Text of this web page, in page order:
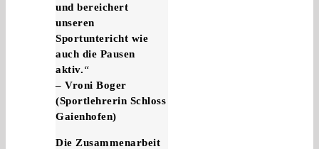
und bereichert
unseren
Sportuntericht wie
auch die Pausen
aktiv.“
– Vroni Boger
(Sportlehrerin Schloss
Gaienhofen)
Die Zusammenarbeit